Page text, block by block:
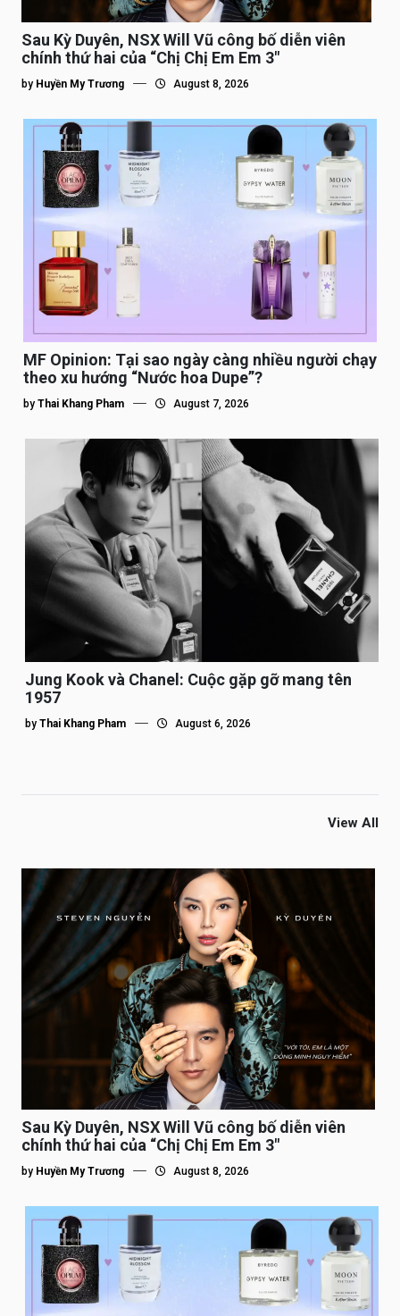
Sau Kỳ Duyên, NSX Will Vũ công bố diễn viên
chính thứ hai của “Chị Chị Em Em 3″
by Huyền My Trương August 8, 2026
MF Opinion: Tại sao ngày càng nhiều người chạy
theo xu hướng “Nước hoa Dupe”?
by Thai Khang Pham August 7, 2026
Jung Kook và Chanel: Cuộc gặp gỡ mang tên
1957
by Thai Khang Pham August 6, 2026
View All
Sau Kỳ Duyên, NSX Will Vũ công bố diễn viên
chính thứ hai của “Chị Chị Em Em 3″
by Huyền My Trương August 8, 2026